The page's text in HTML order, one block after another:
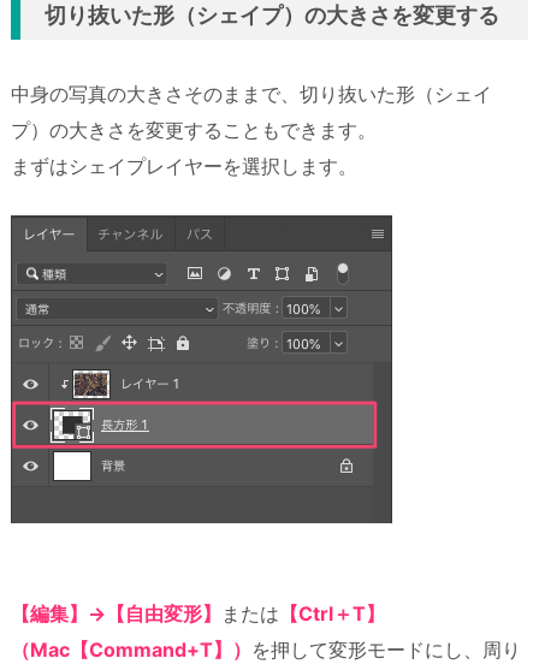
切り抜いた形（シェイプ）の大きさを変更する
中身の写真の大きさそのままで、切り抜いた形（シェイ
プ）の大きさを変更することもできます。
まずはシェイプレイヤーを選択します。
【編集】→【自由変形】 または 【Ctrl＋T】
（Mac【Command+T】） を押して変形モードにし、周り